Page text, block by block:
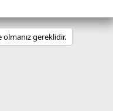
gereklidir.